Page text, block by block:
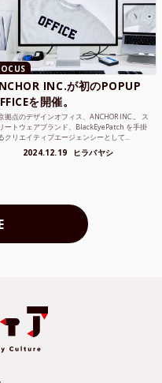
INC.が初のPOPUP
を開催。
拠点のデザインオフィス、ANCHOR INC.。 ス
ートウェアブランド、BlackEyePatch を手掛
クリエイティブエージェンシーとして...
2024.12.19 ヒラバヤシ